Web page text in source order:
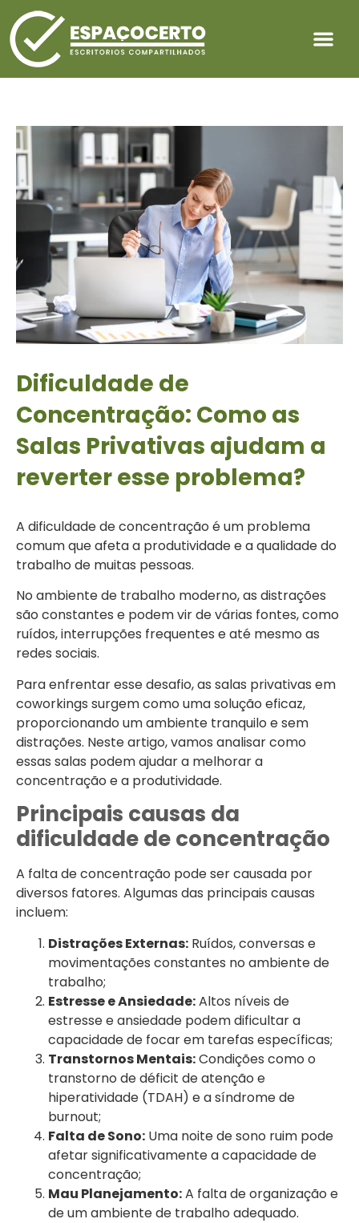
Dificuldade de
Concentração: Como as
Salas Privativas ajudam a
reverter esse problema?
A dificuldade de concentração é um problema
comum que afeta a produtividade e a qualidade do
trabalho de muitas pessoas.
No ambiente de trabalho moderno, as distrações
são constantes e podem vir de várias fontes, como
ruídos, interrupções frequentes e até mesmo as
redes sociais.
Para enfrentar esse desafio, as salas privativas em
coworkings surgem como uma solução eficaz,
proporcionando um ambiente tranquilo e sem
distrações. Neste artigo, vamos analisar como
essas salas podem ajudar a melhorar a
concentração e a produtividade.
Principais causas da
dificuldade de concentração
A falta de concentração pode ser causada por
diversos fatores. Algumas das principais causas
incluem:
Distrações Externas: Ruídos, conversas e
movimentações constantes no ambiente de
trabalho;
Estresse e Ansiedade:Altos níveis de
estresse e ansiedade podem dificultar a
capacidade de focar em tarefas específicas;
Transtornos Mentais:Condições como o
transtorno de déficit de atenção e
hiperatividade (TDAH) e a síndrome de
burnout;
Falta de Sono: Uma noite de sono ruim pode
afetar significativamente a capacidade de
concentração;
Mau Planejamento:A falta de organização e
de um ambiente de trabalho adequado.